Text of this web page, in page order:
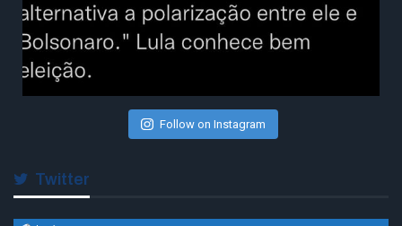
Follow on Instagram
Twitter